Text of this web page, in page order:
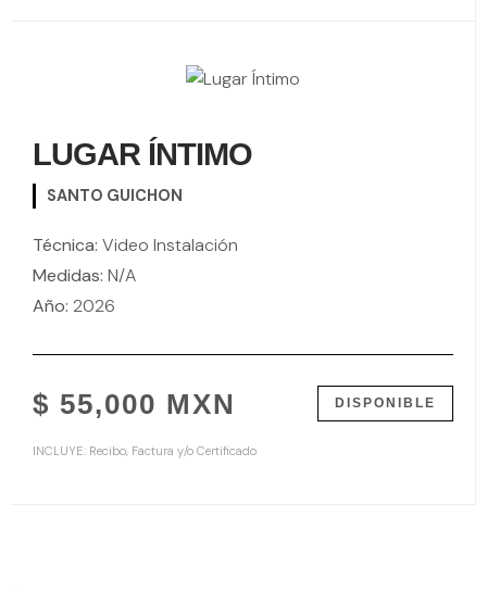
LUGAR ÍNTIMO
SANTO GUICHON
Técnica: Video Instalación
Medidas: N/A
Año: 2026
$ 55,000 MXN DISPONIBLE
INCLUYE: Recibo, Factura y/o Certificado